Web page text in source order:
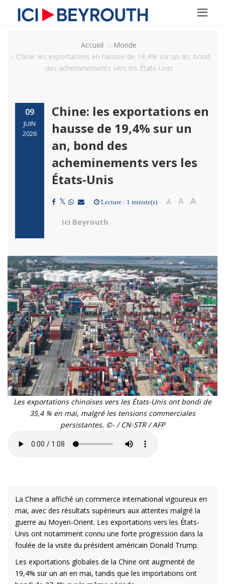
Accueil
Monde
Chine: les exportations en hausse de 19,4% sur un an, bond
des acheminements vers les États-Unis
09
JUIN
2026
Chine: les exportations en
hausse de 19,4% sur un
an, bond des
acheminements vers les
États-Unis
Lecture : 1 minute(s) A A A
Ici Beyrouth
Les exportations chinoises vers les États-Unis ont bondi de
35,4 % en mai, malgré les tensions commerciales
persistantes. ©- / CN-STR / AFP
La Chine a affiché un commerce international vigoureux en
mai, avec des résultats supérieurs aux attentes malgré la
guerre au Moyen-Orient. Les exportations vers les États-
Unis ont notamment connu une forte progression dans la
foulée de la visite du président américain Donald Trump.
Les exportations globales de la Chine ont augmenté de
19,4% sur un an en mai, tandis que les importations ont